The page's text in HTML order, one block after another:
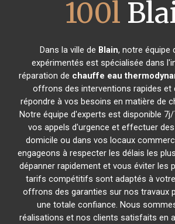
100l
Dans la ville de Blain, notre équipe
expérimentés est spécialisée dans
réparation de chauffe eau
offrons des interventions rapides et
répondre à vos besoins en matière de
Notre équipe d'experts est disponible
vos appels d'urgence et effectuer
domicile ou dans vos locaux
engageons à respecter les délais les
dépanner rapidement et vous éviter les
tarifs compétitifs sont adaptés à
offrons des garanties sur nos travaux
une totale confiance. Nous
réalisations et nos clients satisfaits en